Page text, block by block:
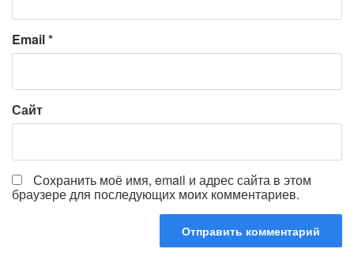
Email*
Сайт
Сохранить моё имя, email и адрес сайта в этом
браузере для последующих моих комментариев.